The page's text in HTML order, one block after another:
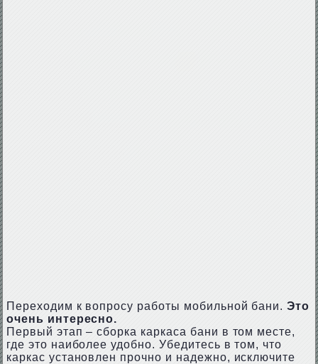
Переходим к вопросу работы мобильной бани.Это
очень интересно.
Первый этап – сборка каркаса бани в том месте,
где это наиболее удобно. Убедитесь в том, что
каркас установлен прочно и надежно, исключите